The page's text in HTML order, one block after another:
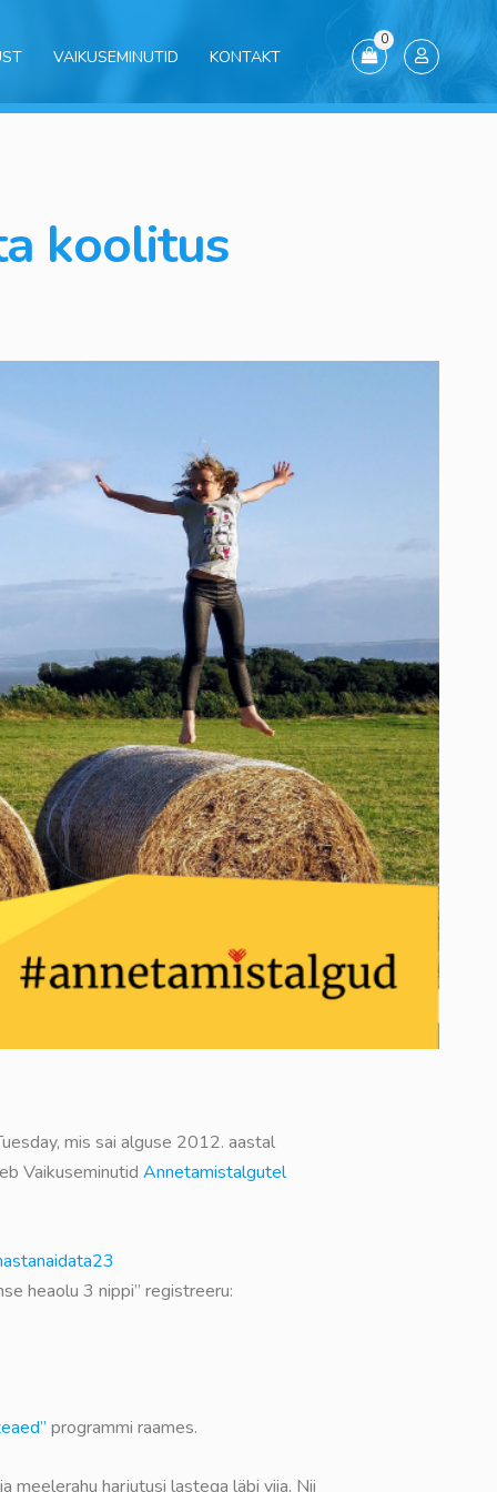
VAIKUSEMINUTID KONTAKT
0
koolitus
mis sai alguse 2012. aastal
Vaikuseminutid Annetamistalgutel
heaolu 3 nippi” registreeru:
programmi raames.
meelerahu harjutusi lastega läbi viia. Nii